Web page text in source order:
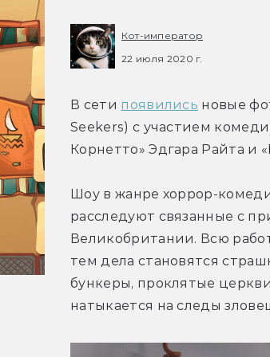
Кот-император
22 июля 2020 г.
В сети появились новые
Seekers) с участием
Корнетто» Эдгара Райта и
Шоу в жанре хоррор-
расследуют связанные с
Великобритании. Всю
тем дела становятся
бункеры, проклятые
натыкается на следы